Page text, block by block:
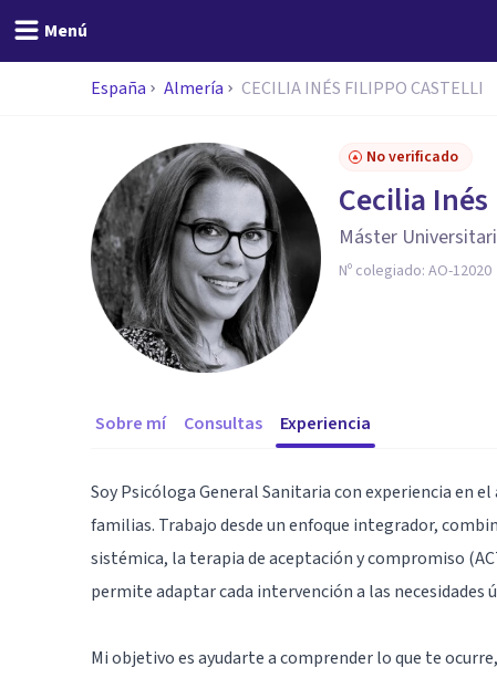
Menú
España Almería CECILIA INÉS FILIPPO CASTELLI
No verificado
Cecilia
Máster
Nº colegiado: AO-12020
Sobre mí Consultas Experiencia
Soy Psicóloga General Sanitaria con experiencia en
familias. Trabajo desde un enfoque integrador,
sistémica, la terapia de aceptación y compromiso
permite adaptar cada intervención a las necesidades
Mi objetivo es ayudarte a comprender lo que te